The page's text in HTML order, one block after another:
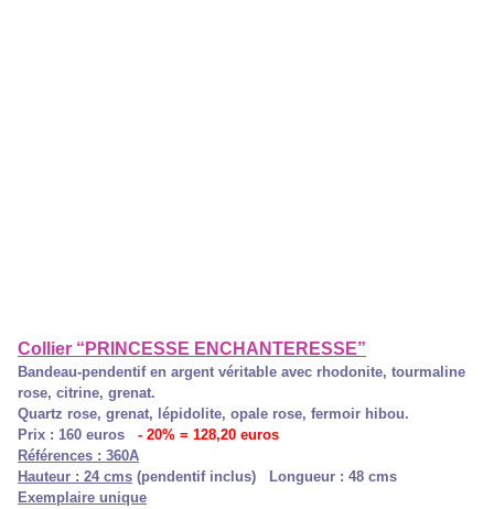
Collier “PRINCESSE ENCHANTERESSE”
Bandeau-pendentif en argent véritable avec rhodonite, tourmaline
rose, citrine, grenat.
Quartz rose, grenat, lépidolite, opale rose, fermoir hibou.
Prix : 160 euros
- 20% = 128,20 euros
Références : 360A
Hauteur : 24 cms (pendentif inclus) Longueur : 48 cms
Exemplaire unique